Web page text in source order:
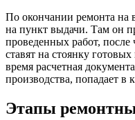
По окончании ремонта на
на пункт выдачи. Там он
проведенных работ, после
ставят на стоянку
время расчетная
производства, попадает в
Этапы